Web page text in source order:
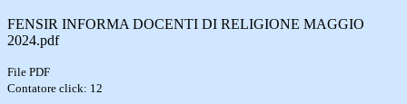
FENSIR INFORMA DOCENTI DI RELIGIONE MAGGIO
2024.pdf
File PDF
Contatore click: 12